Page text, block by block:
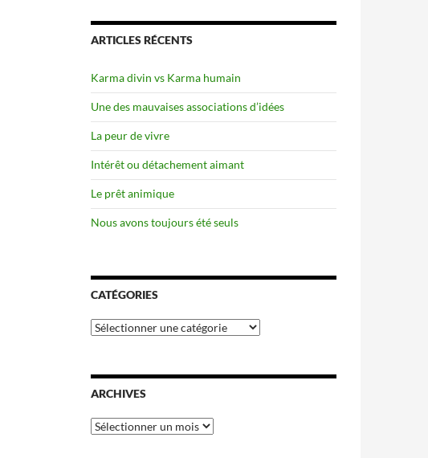
ARTICLES RÉCENTS
Karma divin vs Karma humain
Une des mauvaises associations d’idées
La peur de vivre
Intérêt ou détachement aimant
Le prêt animique
Nous avons toujours été seuls
CATÉGORIES
Catégories
ARCHIVES
Archives